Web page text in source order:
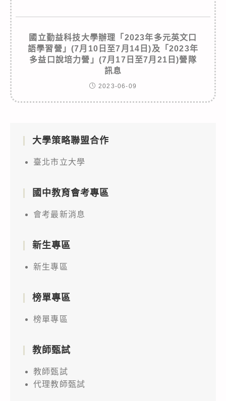
國立勤益科技大學辦理「2023年多元英文口
語學習營」(7月10日至7月14日)及「2023年
多益口說培力營」(7月17日至7月21日)營隊
訊息
2023-06-09
大學策略聯盟合作
臺北市立大學
國中教育會考專區
會考最新消息
新生專區
新生專區
榜單專區
榜單專區
教師甄試
教師甄試
代理教師甄試